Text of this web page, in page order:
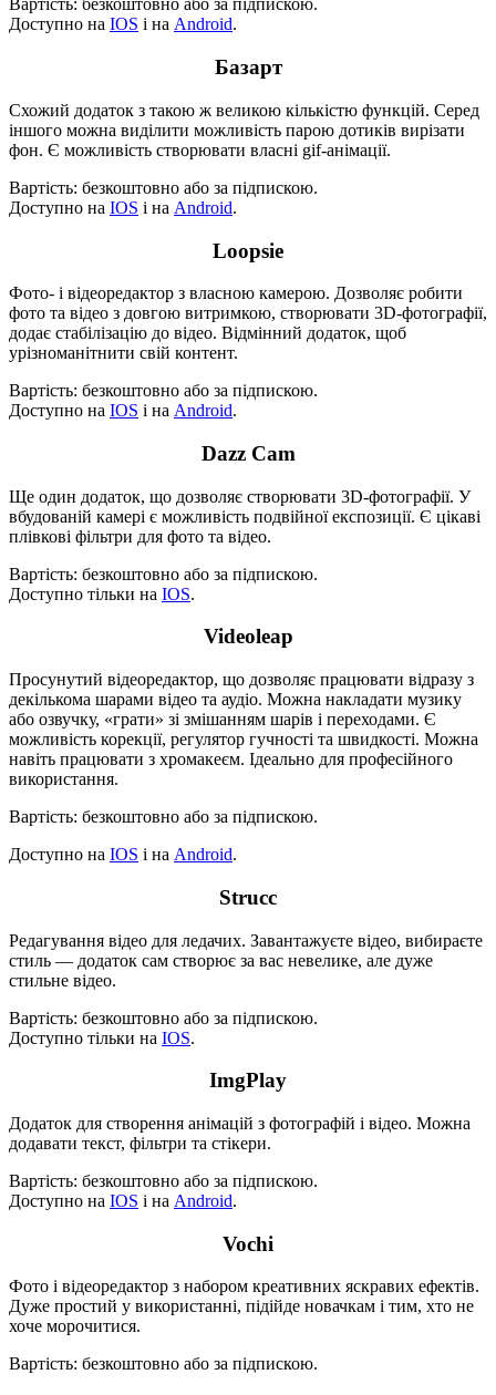
Вартість: безкоштовно або за підпискою.
Доступно на IOS і на Android.
Базарт
Схожий додаток з такою ж великою кількістю функцій. Серед
іншого можна виділити можливість парою дотиків вирізати
фон. Є можливість створювати власні gif-анімації.
Вартість: безкоштовно або за підпискою.
Доступно на IOS і на Android.
Loopsie
Фото- і відеоредактор з власною камерою. Дозволяє робити
фото та відео з довгою витримкою, створювати 3D-фотографії,
додає стабілізацію до відео. Відмінний додаток, щоб
урізноманітнити свій контент.
Вартість: безкоштовно або за підпискою.
Доступно на IOS і на Android.
Dazz Cam
Ще один додаток, що дозволяє створювати 3D-фотографії. У
вбудованій камері є можливість подвійної експозиції. Є цікаві
плівкові фільтри для фото та відео.
Вартість: безкоштовно або за підпискою.
Доступно тільки на IOS.
Videoleap
Просунутий відеоредактор, що дозволяє працювати відразу з
декількома шарами відео та аудіо. Можна накладати музику
або озвучку, «грати» зі змішанням шарів і переходами. Є
можливість корекції, регулятор гучності та швидкості. Можна
навіть працювати з хромакеєм. Ідеально для професійного
використання.
Вартість: безкоштовно або за підпискою.
Доступно на IOS і на Android.
Strucc
Редагування відео для ледачих. Завантажуєте відео, вибираєте
стиль — додаток сам створює за вас невелике, але дуже
стильне відео.
Вартість: безкоштовно або за підпискою.
Доступно тільки на IOS.
ImgPlay
Додаток для створення анімацій з фотографій і відео. Можна
додавати текст, фільтри та стікери.
Вартість: безкоштовно або за підпискою.
Доступно на IOS і на Android.
Vochi
Фото і відеоредактор з набором креативних яскравих ефектів.
Дуже простий у використанні, підійде новачкам і тим, хто не
хоче морочитися.
Вартість: безкоштовно або за підпискою.